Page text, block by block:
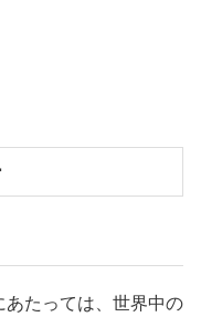
あたっては、世界中の